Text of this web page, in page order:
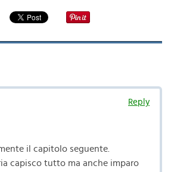
Reply
il capitolo seguente.
capisco tutto ma anche imparo